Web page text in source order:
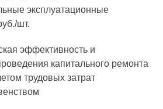
эксплуатационные
шт.
эффективность и
капитального ремонта
трудовых затрат